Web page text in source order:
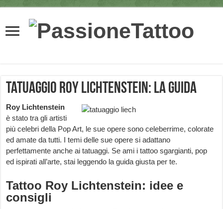
Tatuaggio Roy Lichtenstein: la guida
Roy Lichtenstein
è stato tra gli artisti
più celebri della Pop Art, le sue opere sono celeberrime, colorate
ed amate da tutti. I temi delle sue opere si adattano
perfettamente anche ai tatuaggi. Se ami i tattoo sgargianti, pop
ed ispirati all’arte, stai leggendo la guida giusta per te.
Tattoo Roy Lichtenstein: idee e
consigli